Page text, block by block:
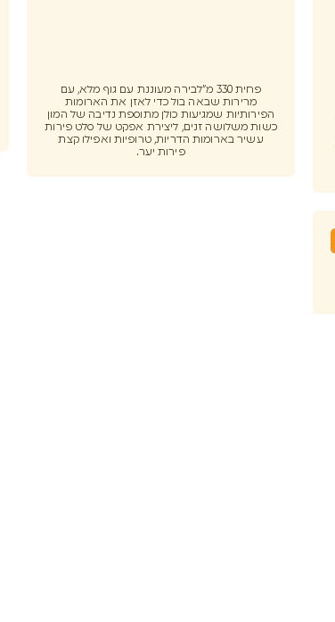
פחית 330 מ"לבירה מעוננת עם גוף מלא, עם
מרירות שבאה בול כדי לאזן את הארומות
הפירותיות שמגיעות כולן מתוספת נדיבה של המון
כשות משלושה זנים, ליצירת אפקט של סלט פירות
עשיר בארומות הדריות, טרופיות ואפילו קצת
פירות יער.